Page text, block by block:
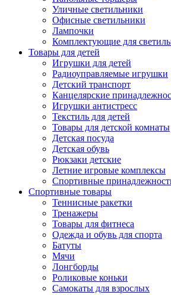
Уличные светильники
Офисные светильники
Лампочки
Комплектующие для
Товары для детей
Игрушки для детей
Радиоуправляемые игрушки
Детский транспорт
Канцелярские
Игрушки антистресс
Текстиль для детей
Товары для детской комнаты
Детская посуда
Детская обувь
Рюкзаки детские
Летние игровые комплексы
Спортивные
Спортивные товары
Теннисные ракетки
Тренажеры
Товары для фитнеса
Одежда и обувь для спорта
Батуты
Мячи
Лонгборды
Роликовые коньки
Самокаты для взрослых